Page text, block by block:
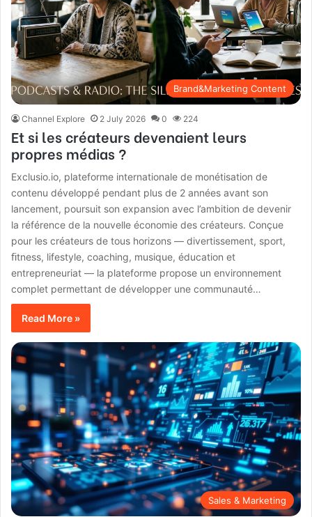
Brand&Marketing Content
Channel Explore 2 July 2026 0 224
Et si les créateurs devenaient leurs
propres médias ?
Exclusio.io, plateforme internationale de monétisation de
contenu développé pendant plus de 2 années avant son
lancement, poursuit son expansion avec l’ambition de devenir
la référence de la nouvelle économie des créateurs. Conçue
pour les créateurs de tous horizons — divertissement, sport,
ﬁtness, lifestyle, coaching, musique, éducation et
entrepreneuriat — la plateforme propose un environnement
complet permettant de développer une communauté…
Read More »
Sales & Marketing